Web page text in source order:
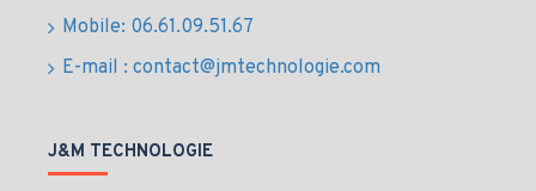
Mobile: 06.61.09.51.67
E-mail : contact@jmtechnologie.com
J&M TECHNOLOGIE